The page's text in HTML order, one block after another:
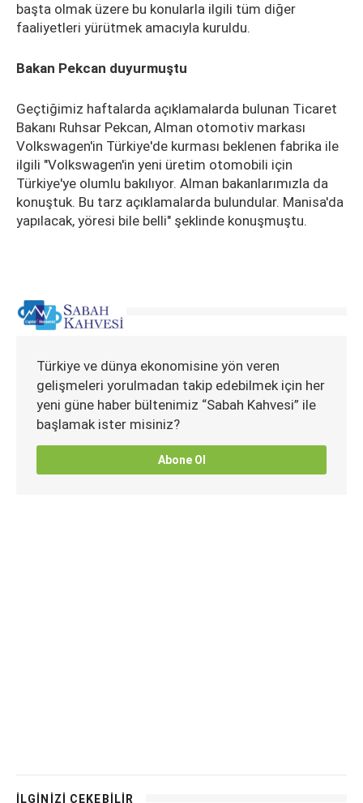
başta olmak üzere bu konularla ilgili tüm diğer
faaliyetleri yürütmek amacıyla kuruldu.
Bakan Pekcan duyurmuştu
Geçtiğimiz haftalarda açıklamalarda bulunan Ticaret
Bakanı Ruhsar Pekcan, Alman otomotiv markası
Volkswagen'in Türkiye'de kurması beklenen fabrika ile
ilgili "Volkswagen'in yeni üretim otomobili için
Türkiye'ye olumlu bakılıyor. Alman bakanlarımızla da
konuştuk. Bu tarz açıklamalarda bulundular. Manisa'da
yapılacak, yöresi bile belli" şeklinde konuşmuştu.
Türkiye ve dünya ekonomisine yön veren
gelişmeleri yorulmadan takip edebilmek için her
yeni güne haber bültenimiz “Sabah Kahvesi” ile
başlamak ister misiniz?
Abone Ol
İLGİNİZİ ÇEKEBİLİR